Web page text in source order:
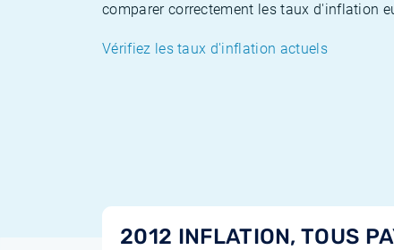
comparer correctement les taux d'inflation
Vérifiez les taux d'inflation actuels
2012 INFLATION, TOUS